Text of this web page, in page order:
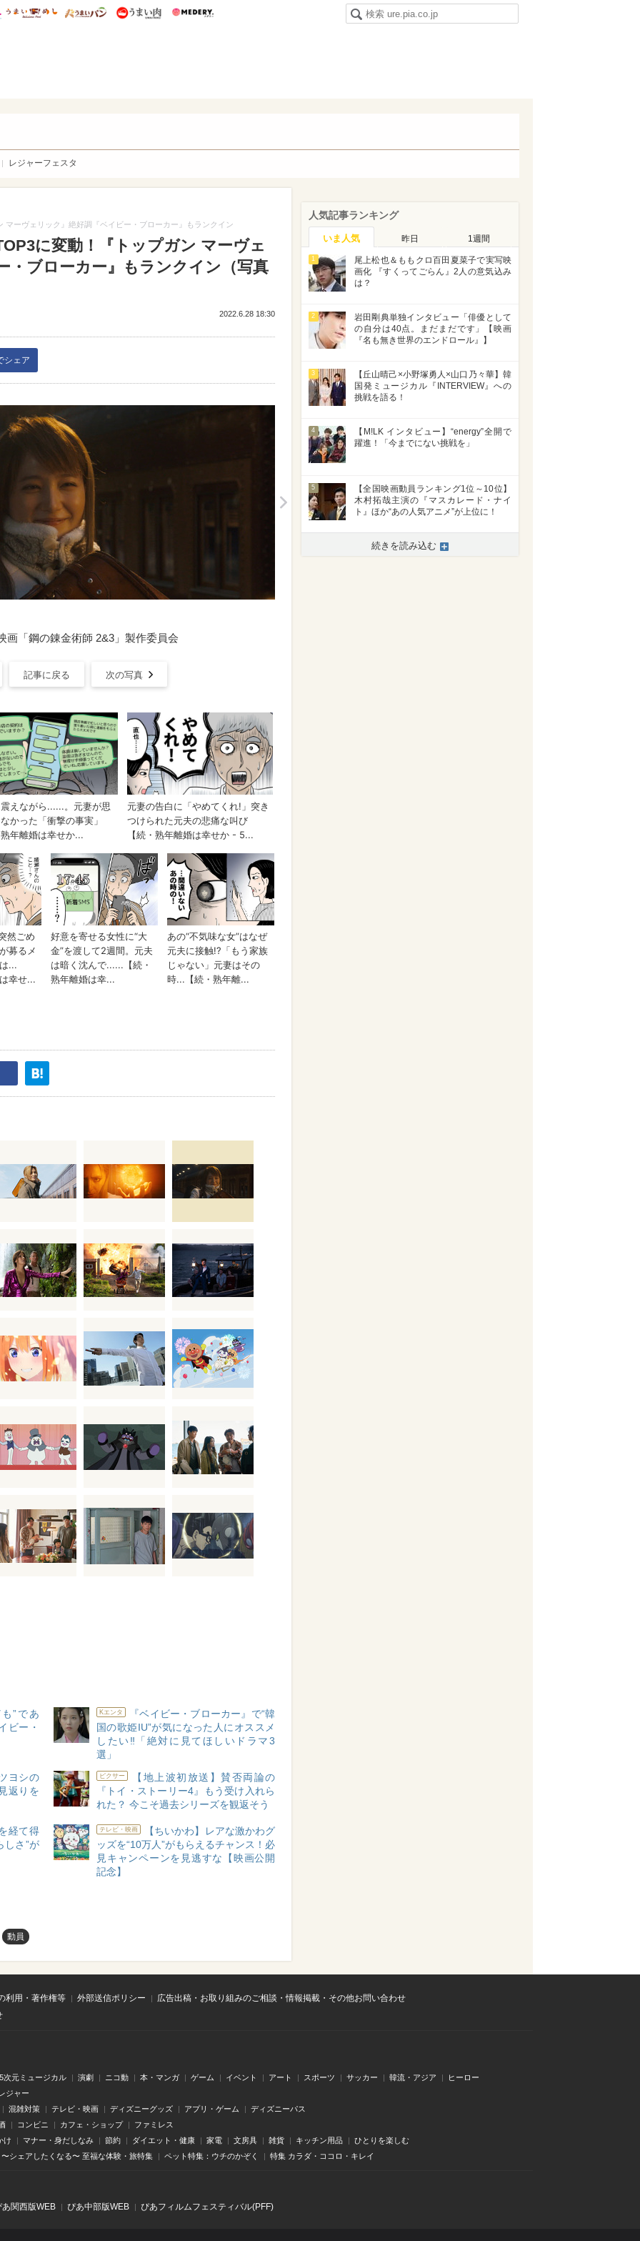
研 ディズニー特集
mimot. うまいめし うまいパン うまい肉
レジャーフェスタ
ーヴェリック』絶好調『ベイビー・ブローカー』もランクイン
に変動！『トップガン マーヴェ
・ブローカー』もランクイン（写真
2022.6.28 18:30
シェア
>
「鋼の錬金術師 2&3」製作委員会
記事に戻る 次の写真
”であ
ビー・
Kエンタ
『ベイビー・ブローカー』で“韓
国の歌姫IU”が気になった人にオススメ
したい‼「絶対に見てほしいドラマ3
選」
ヨシの
返りを
ピクサー
【地上波初放送】賛否両論の
『トイ・ストーリー4』もう受け入れら
れた？ 今こそ過去シリーズを観返そう
経て得
しさ”が
テレビ・映画
【ちいかわ】レアな激かわグ
ッズを“10万人”がもらえるチャンス！必
見キャンペーンを見逃すな【映画公開
記念】
動員
人気記事ランキング
いま人気 昨日 1週間
1
尾上松也＆ももクロ百田夏菜子で実写映
画化 『すくってごらん』2人の意気込み
は？
2
岩田剛典単独インタビュー「俳優として
の自分は40点。まだまだです」【映画
『名も無き世界のエンドロール』】
3
【丘山晴己×小野塚勇人×山口乃々華】韓
国発ミュージカル『INTERVIEW』への
挑戦を語る！
4
【M!LK インタビュー】“energy”全開で
躍進！「今までにない挑戦を」
5
【全国映画動員ランキング1位～10位】
木村拓哉主演の『マスカレード・ナイ
ト』ほか“あの人気アニメ”が上位に！
続きを読み込む
利用・著作権等 外部送信ポリシー
広告出稿・お取り組みのご相談・情報掲載・その他お問い合わせ
次元ミュージカル 演劇 ニコ動 本・マンガ ゲーム イベント アート スポーツ サッカー 韓流・アジア
ヒーロー
ジャー
混雑対策
テレビ・映画 ディズニーグッズ アプリ・ゲーム
ディズニーパス
コンビニ カフェ・ショップ
ファミレス
け
マナー・身だしなみ 節約 ダイエット・健康 家電 文房具 雑貨 キッチン用品
ひとりを楽しむ
〜シェアしたくなる〜 至福な体験・旅特集
ペット特集：ウチのかぞく 特集 カラダ・ココロ・キレイ
あ関⻄版WEB ぴあ中部版WEB ぴあフィルムフェスティバル(PFF)